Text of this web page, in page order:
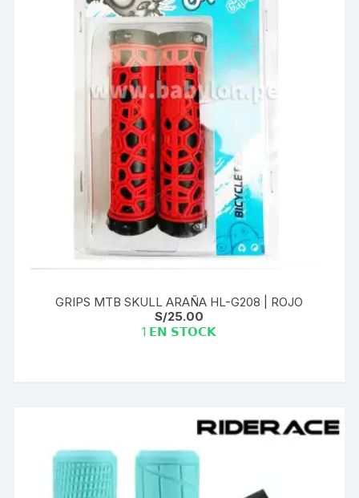
GRIPS MTB SKULL ARAÑA HL-G208 | ROJO
S/25.00
1 𝗘𝗡 𝗦𝗧𝗢𝗖𝗞